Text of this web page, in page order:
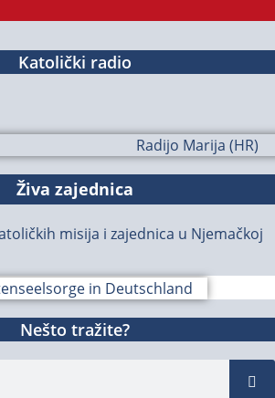
Katolički radio
Živa zajednica
misija i zajednica u Njemačkoj
Nešto tražite?